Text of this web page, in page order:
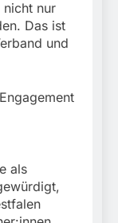
nicht nur
Das ist
und
als